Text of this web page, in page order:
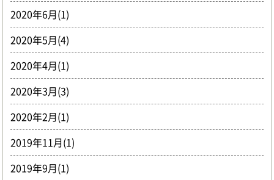
2020年6月(1)
2020年5月(4)
2020年4月(1)
2020年3月(3)
2020年2月(1)
2019年11月(1)
2019年9月(1)